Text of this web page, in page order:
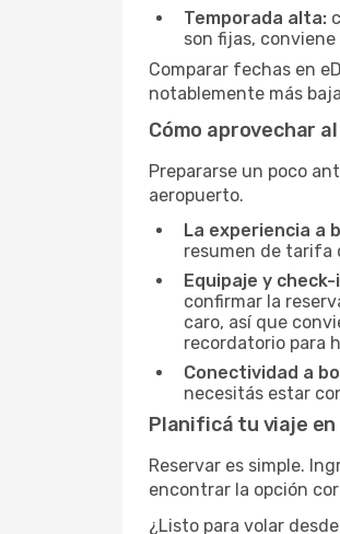
Temporada alta:
son fijas,
Comparar fechas en
notablemente más
Cómo aprovechar
Prepararse un poco
aeropuerto.
La experiencia a
resumen de tarifa
Equipaje y check-
confirmar la
caro, así que
recordatorio para
Conectividad a
necesitás estar
Planificá tu viaje
Reservar es simple.
encontrar la opción
¿Listo para volar